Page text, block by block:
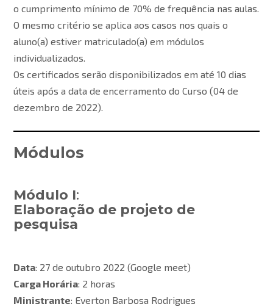
o cumprimento mínimo de 70% de frequência nas aulas.
O mesmo critério se aplica aos casos nos quais o
aluno(a) estiver matriculado(a) em módulos
individualizados.
Os certificados serão disponibilizados em até 10 dias
úteis após a data de encerramento do Curso (04 de
dezembro de 2022).
Módulos
Módulo I:
Elaboração de projeto de
pesquisa
Data: 27 de outubro 2022 (Google meet)
Carga Horária: 2 horas
Ministrante: Everton Barbosa Rodrigues